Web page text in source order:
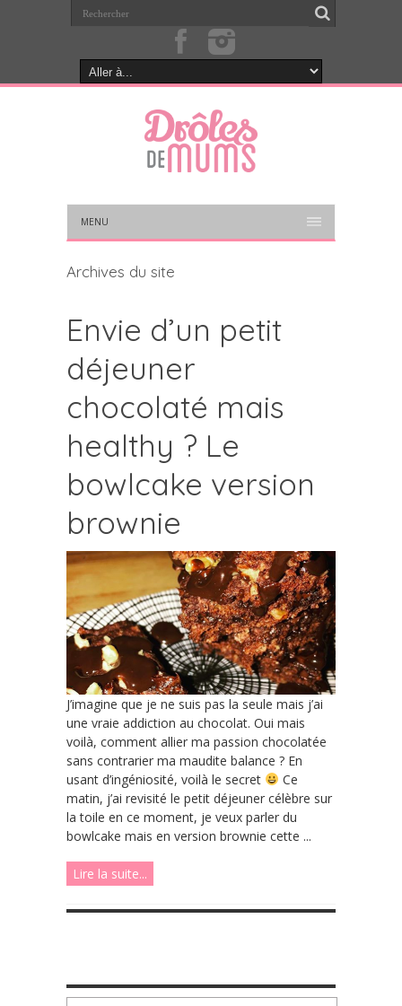
MENU
Archives du site
Envie d’un petit
déjeuner
chocolaté mais
healthy ? Le
bowlcake version
brownie
J’imagine que je ne suis pas la seule mais j’ai
une vraie addiction au chocolat. Oui mais
voilà, comment allier ma passion chocolatée
sans contrarier ma maudite balance ? En
usant d’ingéniosité, voilà le secret
Ce
matin, j’ai revisité le petit déjeuner célèbre sur
la toile en ce moment, je veux parler du
bowlcake mais en version brownie cette ...
Lire la suite...